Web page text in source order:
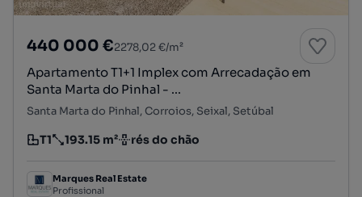
440 000 €2278,02 €/m²
Apartamento T1+1 Implex com Arrecadação em
Santa Marta do Pinhal - ...
Santa Marta do Pinhal, Corroios, Seixal, Setúbal
Tipologia
T1
Preço por metro quadrado
193.15 m²
Andar rés do chão
Marques Real Estate
Profissional